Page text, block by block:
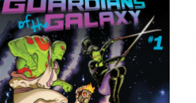
13.01.17
¡COMIENZA UNA NUEVA
PARA GUARDIANS
THE GALAXY!
ha anunciado un nuevo comienzo
en la serie Guardians of...